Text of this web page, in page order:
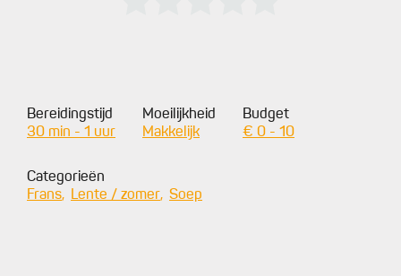
Bereidingstijd
30 min - 1 uur
Moeilijkheid
Makkelijk
Budget
€ 0 - 10
Categorieën
Frans
Lente / zomer Soep